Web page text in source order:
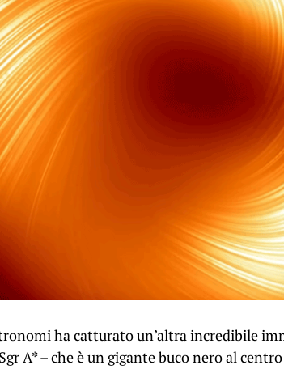
ha catturato un’altra incredibile
A* – che è un gigante buco nero al